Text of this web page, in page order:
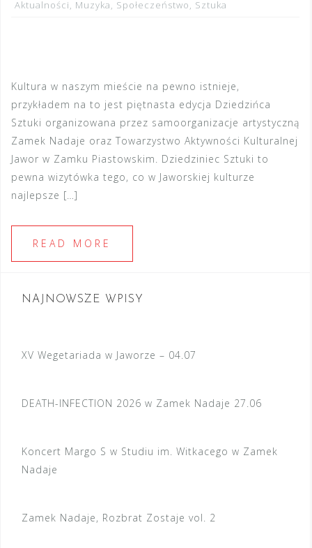
Aktualności, Muzyka, Społeczeństwo, Sztuka
Kultura w naszym mieście na pewno istnieje,
przykładem na to jest piętnasta edycja Dziedzińca
Sztuki organizowana przez samoorganizacje artystyczną
Zamek Nadaje oraz Towarzystwo Aktywności Kulturalnej
Jawor w Zamku Piastowskim. Dziedziniec Sztuki to
pewna wizytówka tego, co w Jaworskiej kulturze
najlepsze […]
READ MORE
NAJNOWSZE WPISY
XV Wegetariada w Jaworze – 04.07
DEATH-INFECTION 2026 w Zamek Nadaje 27.06
Koncert Margo S w Studiu im. Witkacego w Zamek
Nadaje
Zamek Nadaje, Rozbrat Zostaje vol. 2